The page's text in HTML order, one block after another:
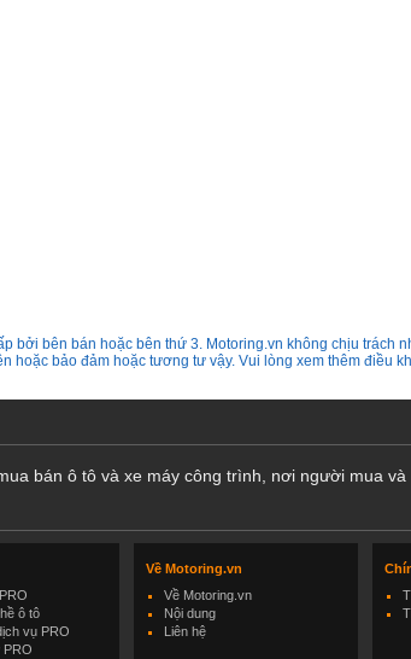
bởi bên bán hoặc bên thứ 3. Motoring.vn không chịu trách
hoặc bảo đảm hoặc tương tư vậy. Vui lòng xem thêm điều
bán ô tô và xe máy công trình, nơi người mua
ô tô
vụ PRO
PRO
Về Motoring.vn
Về Motoring.vn
Nội dung
Liên hệ